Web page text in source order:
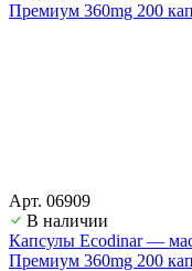
Арт. 06909
В наличии
Капсулы Ecodinar —
Премиум 360mg 200